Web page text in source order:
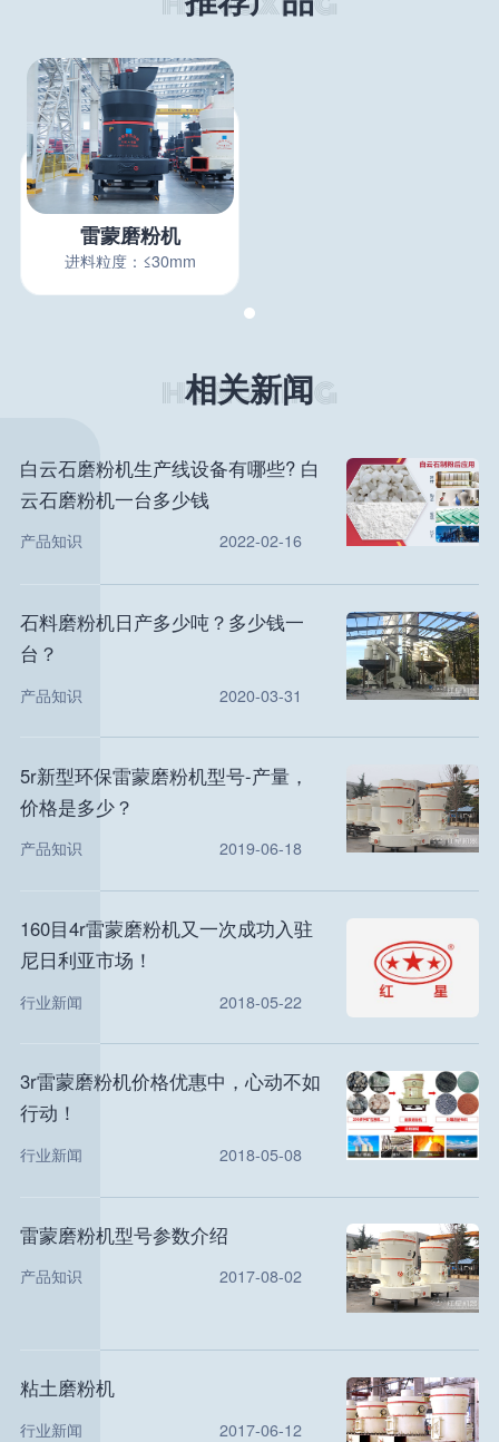
雷蒙磨粉机
进料粒度：≤30mm
相关新闻
白云石磨粉机生产线设备有哪些? 白
云石磨粉机一台多少钱
产品知识 2022-02-16
石料磨粉机日产多少吨？多少钱一
台？
产品知识 2020-03-31
5r新型环保雷蒙磨粉机型号-产量，
价格是多少？
产品知识 2019-06-18
160目4r雷蒙磨粉机又一次成功入驻
尼日利亚市场！
行业新闻 2018-05-22
3r雷蒙磨粉机价格优惠中，心动不如
行动！
行业新闻 2018-05-08
雷蒙磨粉机型号参数介绍
产品知识 2017-08-02
粘土磨粉机
行业新闻 2017-06-12